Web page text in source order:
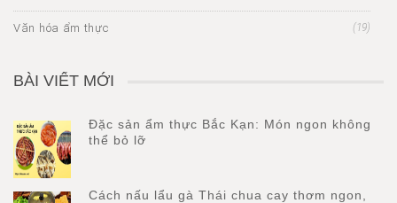
Văn hóa ẩm thực (19)
BÀI VIẾT MỚI
Đặc sản ẩm thực Bắc Kạn: Món ngon không
thể bỏ lỡ
Cách nấu lẩu gà Thái chua cay thơm ngon,